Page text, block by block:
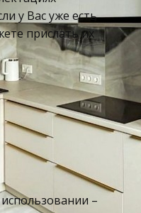
у Вас уже есть
прислать их
–